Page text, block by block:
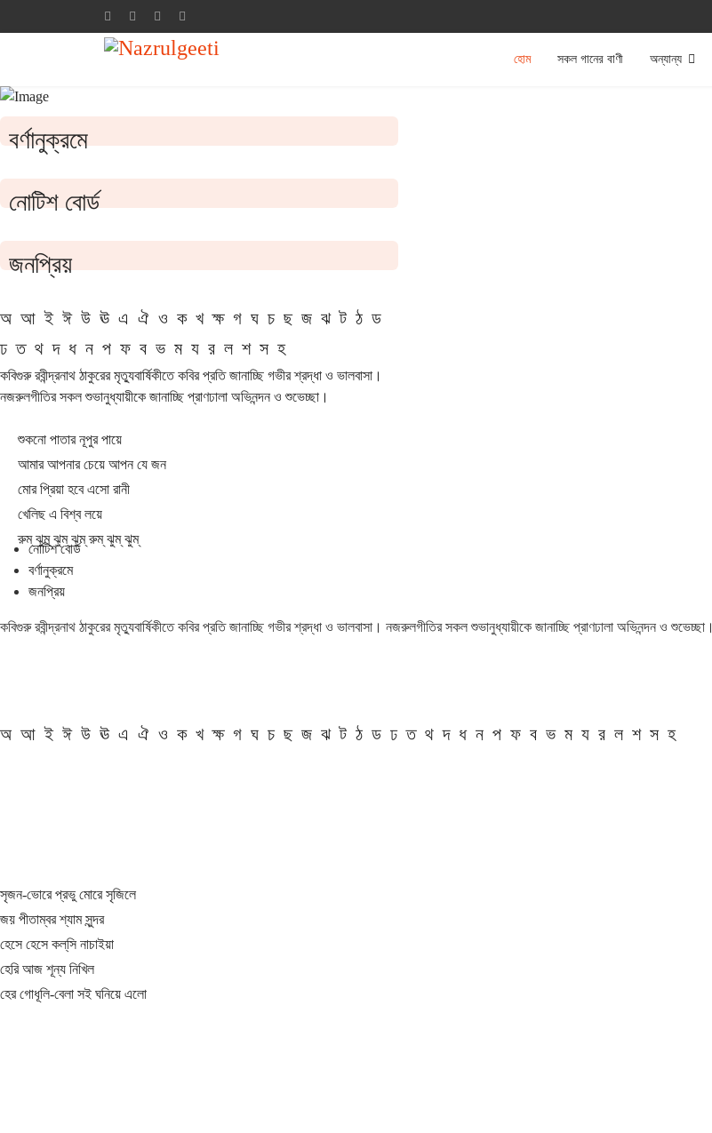
হোম সকল গানের বাণী অন্যান্য
বর্ণানুক্রমে
নোটিশ বোর্ড
জনপ্রিয়
অ আ ই ঈ উ ঊ এ ঐ ও ক খ ক্ষ গ ঘ চ ছ জ ঝ ট ঠ ড
ঢ ত থ দ ধ ন প ফ ব ভ ম য র ল শ স হ
কবিগুরু রবীন্দ্রনাথ ঠাকুরের মৃত্যুবার্ষিকীতে কবির প্রতি জানাচ্ছি গভীর শ্রদ্ধা ও ভালবাসা।
নজরুলগীতির সকল শুভানুধ্যায়ীকে জানাচ্ছি প্রাণঢালা অভিনন্দন ও শুভেচ্ছা।
শুকনো পাতার নূপুর পায়ে
আমার আপনার চেয়ে আপন যে জন
মোর প্রিয়া হবে এসো রানী
খেলিছ এ বিশ্ব লয়ে
রুম্ ঝুম্ ঝুম্ ঝুম্ রুম্ ঝুম্ ঝুম্
নোটিশ বোর্ড
বর্ণানুক্রমে
জনপ্রিয়
কবিগুরু রবীন্দ্রনাথ ঠাকুরের মৃত্যুবার্ষিকীতে কবির প্রতি জানাচ্ছি গভীর শ্রদ্ধা ও ভালবাসা। নজরুলগীতির সকল শুভানুধ্যায়ীকে জানাচ্ছি প্রাণঢালা অভিনন্দন ও শুভেচ্ছা।
অ আ ই ঈ উ ঊ এ ঐ ও ক খ ক্ষ গ ঘ চ ছ জ ঝ ট ঠ ড ঢ ত থ দ ধ ন প ফ ব ভ ম য র ল শ স হ
সৃজন-ভোরে প্রভু মোরে সৃজিলে
জয় পীতাম্বর শ্যাম সুন্দর
হেসে হেসে কল্‌সি নাচাইয়া
হেরি আজ শূন্য নিখিল
হের গোধূলি-বেলা সই ঘনিয়ে এলো